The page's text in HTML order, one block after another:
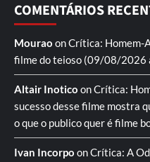
COMENTÁRIOS
Mourao onCrítica: Homem-
filme do teioso (09/08/2026
Altair Inotico onCrítica:
sucesso desse filme mostra
o que o publico quer é filme
Ivan Incorpo onCrítica: A